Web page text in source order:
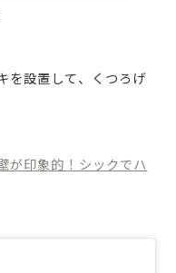
を設置して、くつろげ
が印象的！シックでハ